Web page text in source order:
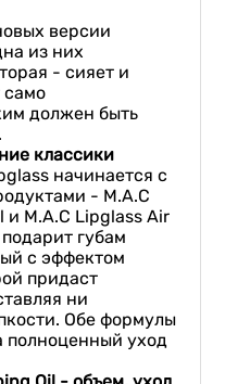
версии
из них
- сияет и
само
должен быть
классики
начинается с
- M.A.C
и M.A.C Lipglass Air
губам
с эффектом
придаст
ни
Обе формулы
полноценный уход